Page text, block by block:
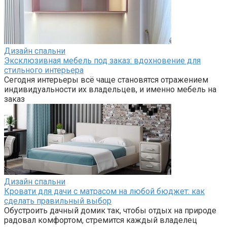
Дизайн спальни
Эксклюзивная мебель под заказ: вдохновение для
стильного интерьера
Сегодня интерьеры всё чаще становятся отражением
индивидуальности их владельцев, и именно мебель на
заказ
Дизайн спальни
Кровати для дачи с матрасом на любой бюджет: как
сделать правильный выбор
Обустроить дачный домик так, чтобы отдых на природе
радовал комфортом, стремится каждый владелец